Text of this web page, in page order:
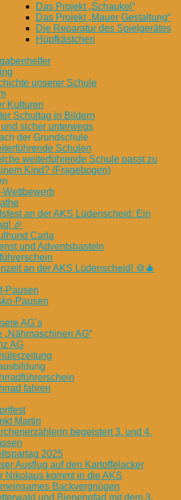
Das Projekt „Schaukel“
Das Projekt „Mauer Gestaltung“
Die Reparatur des Spielgerätes
Hüpfkästchen
unserer Schule
Kulturen
Schultag in Bildern
sicher unterwegs
der Grundschule
Schulen
weiterführende Schule passt zu
Kind? (Fragebogen)
Wettbewerb
an der AKS Lüdenscheid: Ein
🎉
Carla
und Adventsbasteln
an der AKS Lüdenscheid! 🍪🎄
Pausen
Pausen
AG´s
„Nähmaschinen AG“
AG
fahren
Martin
begeistert 3. und 4.
2025
Ausflug auf den Kartoffelacker
Nikolaus kommt in die AKS
Backvergnügen
und Bienenpfad mit dem 3.